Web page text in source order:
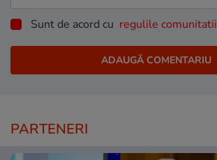
Sunt de acord cu regulile comunitatii
PARTENERI